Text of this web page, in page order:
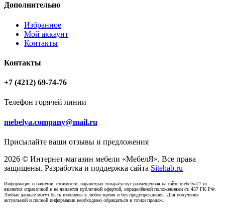
Дополнительно
Избранное
Мой аккаунт
Контакты
Контакты
+7 (4212) 69-74-76
Телефон горячей линии
mebelya.company@mail.ru
Присылайте ваши отзывы и предложения
2026 © Интернет-магазин мебели «МебелЯ». Все права
защищены. Разработка и поддержка сайта Sitehab.ru
Информация о наличии, стоимости, параметрах товара/услуг размещённая на сайте mebelya27.ru
является справочной и не является публичной офертой, определённой положениями ст. 437 ГК РФ.
Любые данные могут быть изменены в любое время и без предупреждения. Для получения
актуальной и полной информации необходимо обращаться в точки продаж.